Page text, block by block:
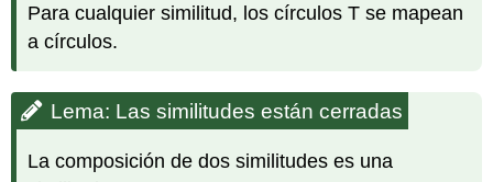
Para cualquier similitud, los círculos T se mapean
a círculos.
Lema: Las similitudes están cerradas
La composición de dos similitudes es una